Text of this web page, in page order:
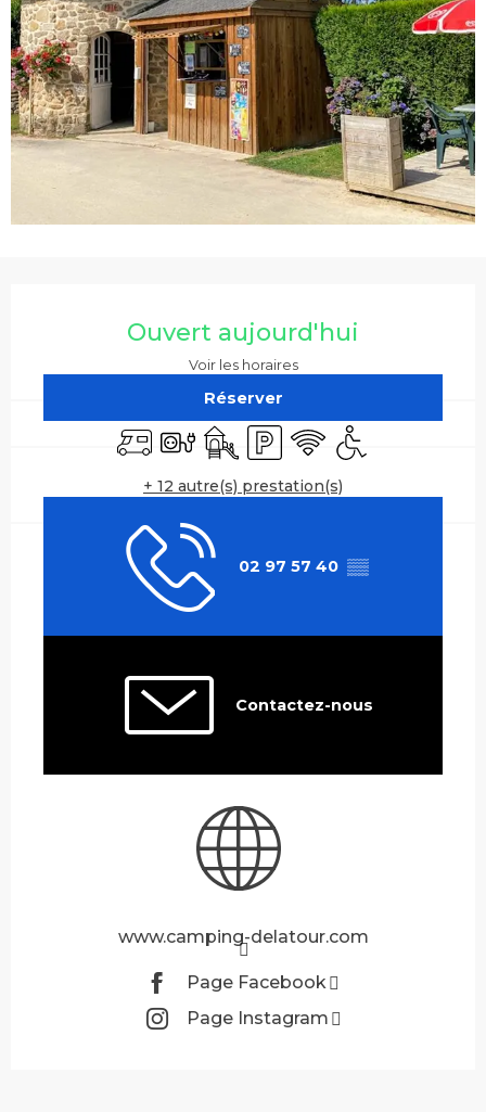
Ouvert aujourd'hui
Voir les horaires
Réserver
Accueil camping car
Branchements électriques
Jeux pour enfants / Espace jeux
Parking
WiFi Accès
+ 12 autre(s) prestation(s)
02 97 57 40 ▒▒
Contactez-nous
www.camping-delatour.com
Page Facebook
Page Instagram